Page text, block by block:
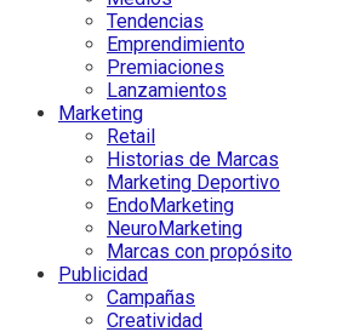
Tendencias
Emprendimiento
Premiaciones
Lanzamientos
Marketing
Retail
Historias de Marcas
Marketing Deportivo
EndoMarketing
NeuroMarketing
Marcas con propósito
Publicidad
Campañas
Creatividad